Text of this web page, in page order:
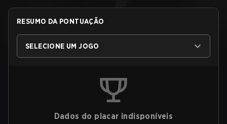
RESUMO DA PONTUAÇÃO
SELECIONE UM JOGO
Dados do placar indisponíveis